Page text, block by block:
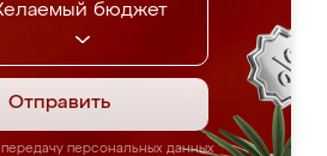
бюджет
Отправить
персональных данных